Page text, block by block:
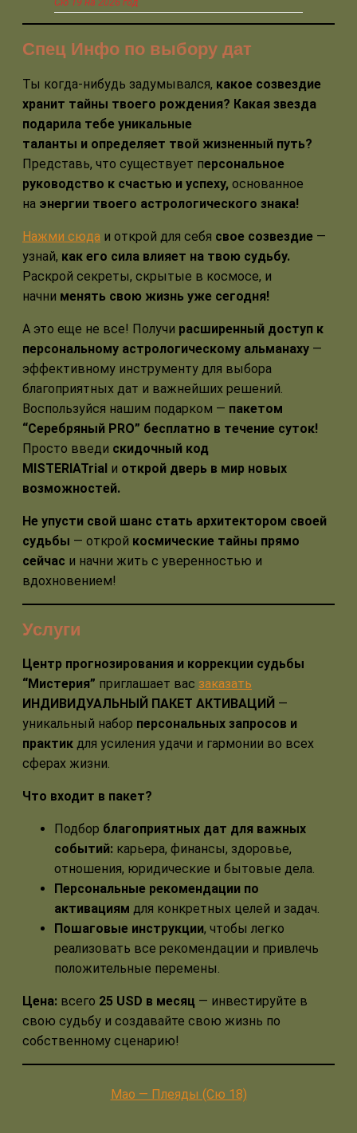
Спец Инфо по выбору дат
Ты когда-нибудь задумывался, какое созвездие
хранит тайны твоего рождения? Какая звезда
подарила тебе уникальные
таланты и определяет твой жизненный путь?
Представь, что существует персональное
руководство к счастью и успеху, основанное
на энергии твоего астрологического знака!
Нажми сюда и открой для себя свое созвездие —
узнай, как его сила влияет на твою судьбу.
Раскрой секреты, скрытые в космосе, и
начни менять свою жизнь уже сегодня!
А это еще не все! Получи расширенный доступ к
персональному астрологическому альманаху —
эффективному инструменту для выбора
благоприятных дат и важнейших решений.
Воспользуйся нашим подарком — пакетом
“Серебряный PRO” бесплатно в течение суток!
Просто введи скидочный код
MISTERIATrial и открой дверь в мир новых
возможностей.
Не упусти свой шанс стать архитектором своей
судьбы — открой космические тайны прямо
сейчас и начни жить с уверенностью и
вдохновением!
Услуги
Центр прогнозирования и коррекции судьбы
“Мистерия” приглашает вас заказать
ИНДИВИДУАЛЬНЫЙ ПАКЕТ АКТИВАЦИЙ —
уникальный набор персональных запросов и
практик для усиления удачи и гармонии во всех
сферах жизни.
Что входит в пакет?
Подбор благоприятных дат для важных
событий: карьера, финансы, здоровье,
отношения, юридические и бытовые дела.
Персональные рекомендации по
активациям для конкретных целей и задач.
Пошаговые инструкции, чтобы легко
реализовать все рекомендации и привлечь
положительные перемены.
Цена: всего 25 USD в месяц — инвестируйте в
свою судьбу и создавайте свою жизнь по
собственному сценарию!
Мао — Плеяды (Сю 18)